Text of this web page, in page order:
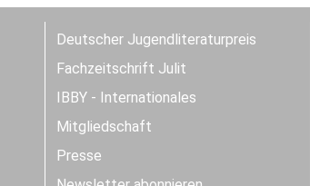
Deutscher Jugendliteraturpreis
Fachzeitschrift Julit
IBBY - Internationales
Mitgliedschaft
Presse